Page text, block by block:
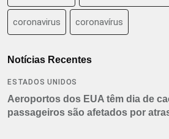
coronavirus coronavírus
Notícias Recentes
ESTADOS UNIDOS
Aeroportos dos EUA têm dia de
passageiros são afetados por